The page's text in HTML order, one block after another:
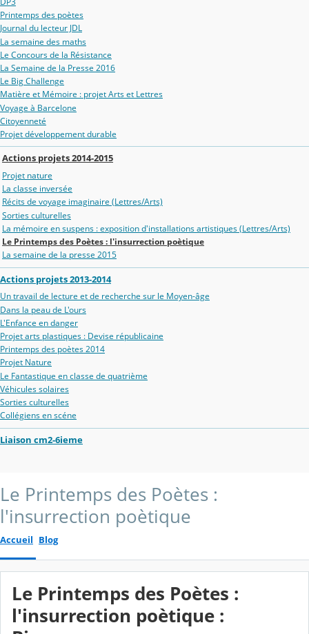
Printemps des poètes
Journal du lecteur JDL
La semaine des maths
Le Concours de la Résistance
La Semaine de la Presse 2016
Le Big Challenge
Matière et Mémoire : projet Arts et Lettres
Voyage à Barcelone
Citoyenneté
Projet développement durable
Actions projets 2014-2015
Projet nature
La classe inversée
Récits de voyage imaginaire (Lettres/Arts)
Sorties culturelles
La mémoire en suspens : exposition d'installations artistiques (Lettres/Arts)
Le Printemps des Poètes : l'insurrection poètique
La semaine de la presse 2015
Actions projets 2013-2014
Un travail de lecture et de recherche sur le Moyen-âge
Dans la peau de L'ours
L'Enfance en danger
Projet arts plastiques : Devise républicaine
Printemps des poètes 2014
Projet Nature
Le Fantastique en classe de quatrième
Véhicules solaires
Sorties culturelles
Collégiens en scéne
Liaison cm2-6ieme
Le Printemps des Poètes :
l'insurrection poètique
Accueil Blog
Le Printemps des Poètes :
l'insurrection poètique :